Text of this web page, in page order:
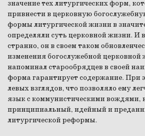
значение тех литургических форм,
привнести в церковную
формы литургической жизни в
определяли суть церковной жизни. И
странно, он в своем таком
изменения богослужебной церковной
напоминал старообрядцев в своей
форма гарантирует содержание. При
левых взглядов, что позволяло ему
язык с коммунистическими вождями,
принципиальный, идейный и
литургической реформы.